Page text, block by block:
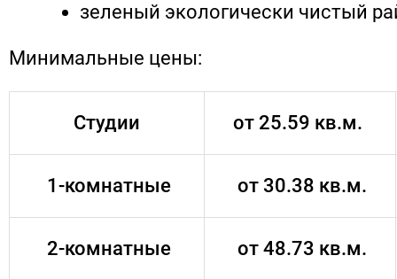
зеленый экологически чистый
Минимальные цены:
Студии от 25.59 кв.м.
1-комнатные от 30.38 кв.м.
2-комнатные от 48.73 кв.м.